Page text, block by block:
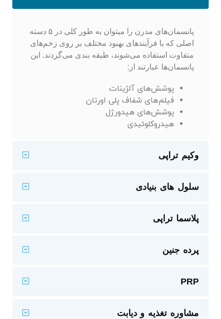
پانسمان‌های مدرن را میتوان به طور کلی در ۵ دسته
اصلی که با فرآیندهای بهبود مختلف بر روی زخم‌های
متفاوت استفاده می‌شوند، طبقه بندی می‌گردند. این
پانسمان‌ها عبارتند از:
پوشش‌های آلژینات
فیلم‌های شفاف پلی اورتان
پوشش‌های هیدورژل
هیدروکلوئیدی
وکیم تراپی
سلول های بنیادی
پلاسما تراپی
پرده جنین
PRP
مشاوره تغذیه و دیابت